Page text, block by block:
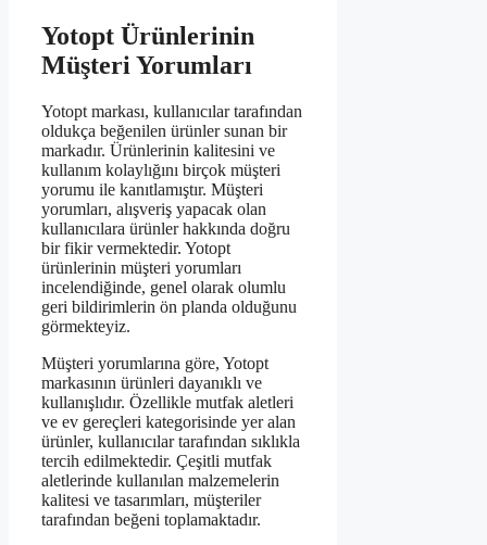
Yotopt Ürünlerinin
Müşteri Yorumları
Yotopt markası, kullanıcılar tarafından
oldukça beğenilen ürünler sunan bir
markadır. Ürünlerinin kalitesini ve
kullanım kolaylığını birçok müşteri
yorumu ile kanıtlamıştır. Müşteri
yorumları, alışveriş yapacak olan
kullanıcılara ürünler hakkında doğru
bir fikir vermektedir. Yotopt
ürünlerinin müşteri yorumları
incelendiğinde, genel olarak olumlu
geri bildirimlerin ön planda olduğunu
görmekteyiz.
Müşteri yorumlarına göre, Yotopt
markasının ürünleri dayanıklı ve
kullanışlıdır. Özellikle mutfak aletleri
ve ev gereçleri kategorisinde yer alan
ürünler, kullanıcılar tarafından sıklıkla
tercih edilmektedir. Çeşitli mutfak
aletlerinde kullanılan malzemelerin
kalitesi ve tasarımları, müşteriler
tarafından beğeni toplamaktadır.